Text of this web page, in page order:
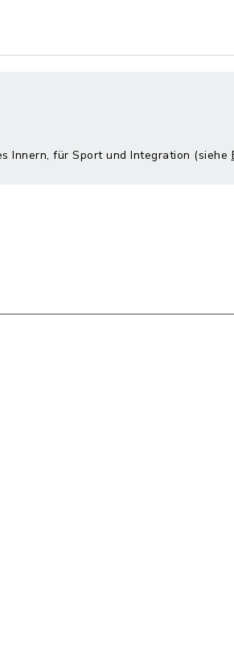
Innern, für Sport und Integration (siehe